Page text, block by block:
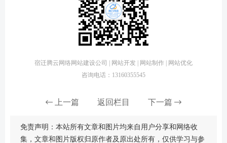
宿迁腾云网络网站建设公司 | 网站开发 | 网站制作 | 网站优化
咨询电话：13160355545
上一篇 返回栏目 下一篇
免责声明：本站所有文章和图片均来自用户分享和网络收
集，文章和图片版权归原作者及原出处所有，仅供学习与参